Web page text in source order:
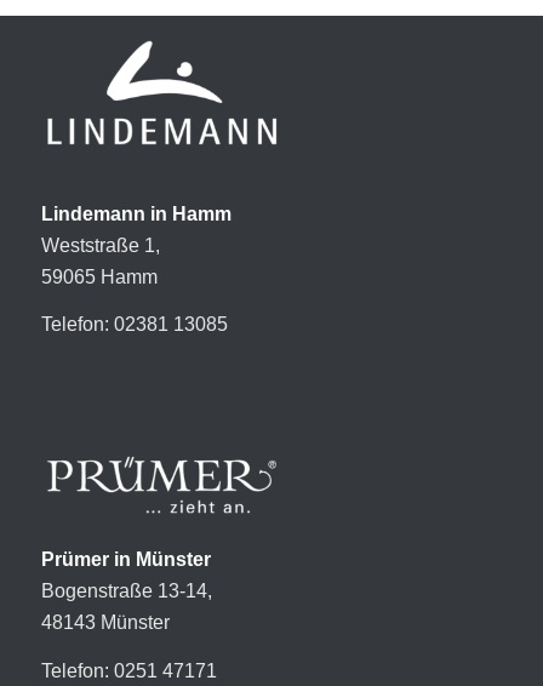
Lindemann in Hamm
Weststraße 1,
59065 Hamm
Telefon: 02381 13085
Prümer in Münster
Bogenstraße 13-14,
48143 Münster
Telefon: 0251 47171